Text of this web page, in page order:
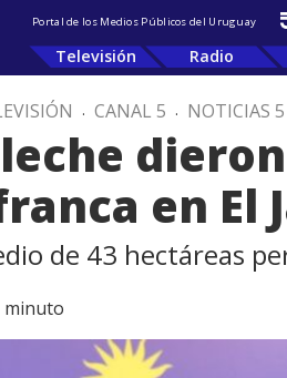
Portal de los Medios Públicos del Uruguay
Televisión Radio
. CANAL 5 . NOTICIAS 5
en El
de 43 hectáreas
minuto